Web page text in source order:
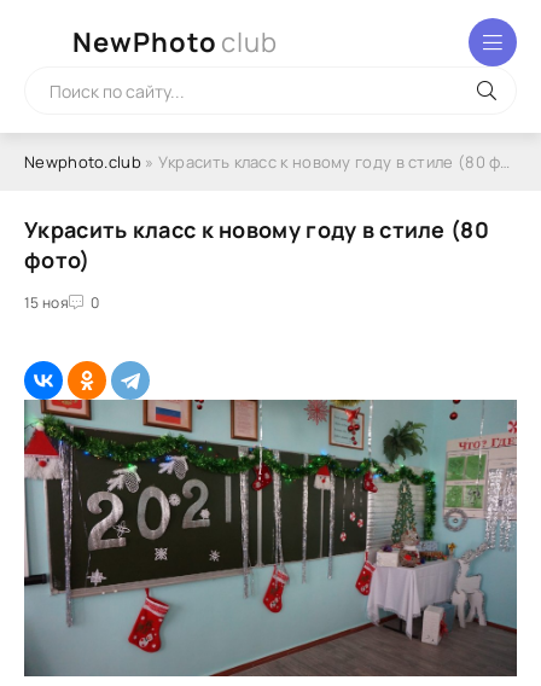
NewPhoto club
Newphoto.club» Украсить класс к новому году в стиле (80 фото)
Украсить класс к новому году в стиле (80
фото)
15 ноя 0